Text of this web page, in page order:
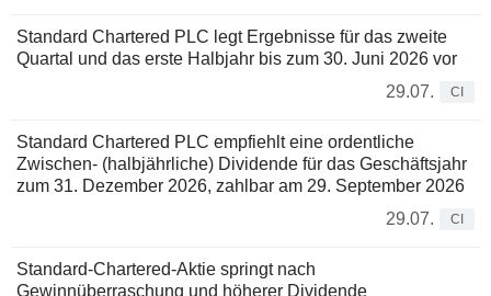
Standard Chartered PLC legt Ergebnisse für das zweite
Quartal und das erste Halbjahr bis zum 30. Juni 2026 vor
29.07.
CI
Standard Chartered PLC empfiehlt eine ordentliche
Zwischen- (halbjährliche) Dividende für das Geschäftsjahr
zum 31. Dezember 2026, zahlbar am 29. September 2026
29.07.
CI
Standard-Chartered-Aktie springt nach
Gewinnüberraschung und höherer Dividende